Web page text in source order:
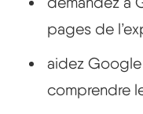
pages de
aidez Google
comprendre